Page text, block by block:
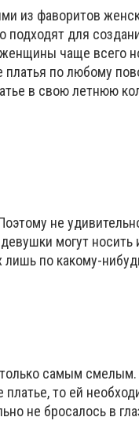
из фаворитов
подходят для
чаще всего
по любому
в свою летнюю
не
могут носить
по какому-
самым
то ей
не бросалось в